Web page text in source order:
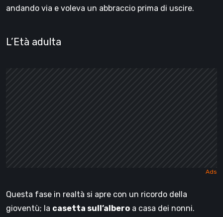
andando via e voleva un abbraccio prima di uscire.
L’Età adulta
Questa fase in realtà si apre con un ricordo della
gioventù; la casetta sull’albero a casa dei nonni.